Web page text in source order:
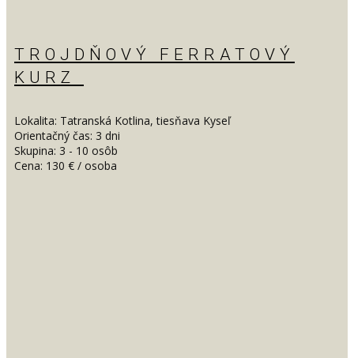
TROJDŇOVÝ FERRATOVÝ
KURZ
Lokalita: Tatranská Kotlina, tiesňava Kyseľ
Orientačný čas: 3 dni
Skupina: 3 - 10 osôb
Cena: 130 € / osoba